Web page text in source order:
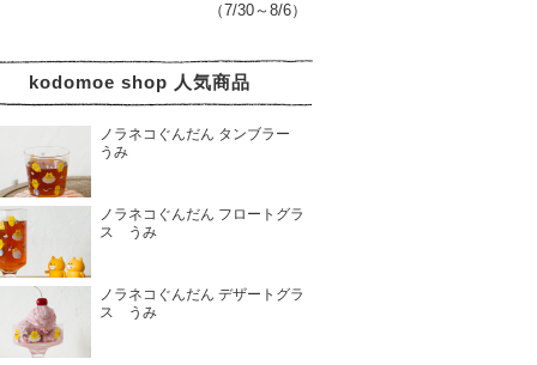
（7/30～8/6）
kodomoe shop 人気商品
ノラネコぐんだん タンブラー
うみ
ノラネコぐんだん フロートグラ
ス うみ
ノラネコぐんだん デザートグラ
ス うみ